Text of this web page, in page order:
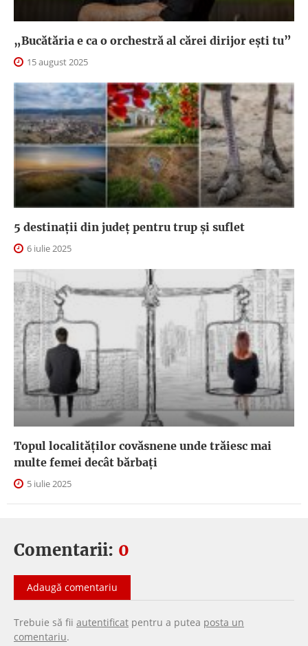
„Bucătăria e ca o orchestră al cărei dirijor ești tu”
15 august 2025
5 destinații din județ pentru trup și suflet
6 iulie 2025
Topul localităților covăsnene unde trăiesc mai
multe femei decât bărbați
5 iulie 2025
Comentarii: 0
Adaugă comentariu
Trebuie să fii autentificat pentru a putea posta un
comentariu.